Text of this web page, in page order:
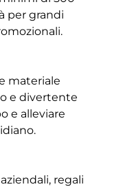
per grandi
materiale
e divertente
e alleviare
regali